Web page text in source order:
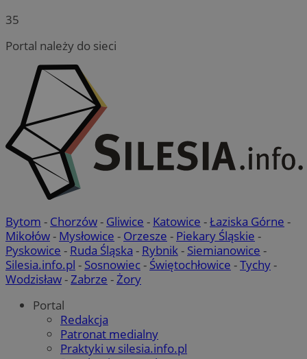
35
Portal należy do sieci
Bytom - Chorzów- Gliwice - Katowice -Łaziska Górne -
Mikołów- Mysłowice - Orzesze - Piekary Śląskie -
Pyskowice - Ruda Śląska - Rybnik- Siemianowice -
Silesia.info.pl - Sosnowiec- Świętochłowice -Tychy-
Wodzisław-Zabrze -Żory
Portal
Redakcja
Patronat medialny
Praktyki w silesia.info.pl